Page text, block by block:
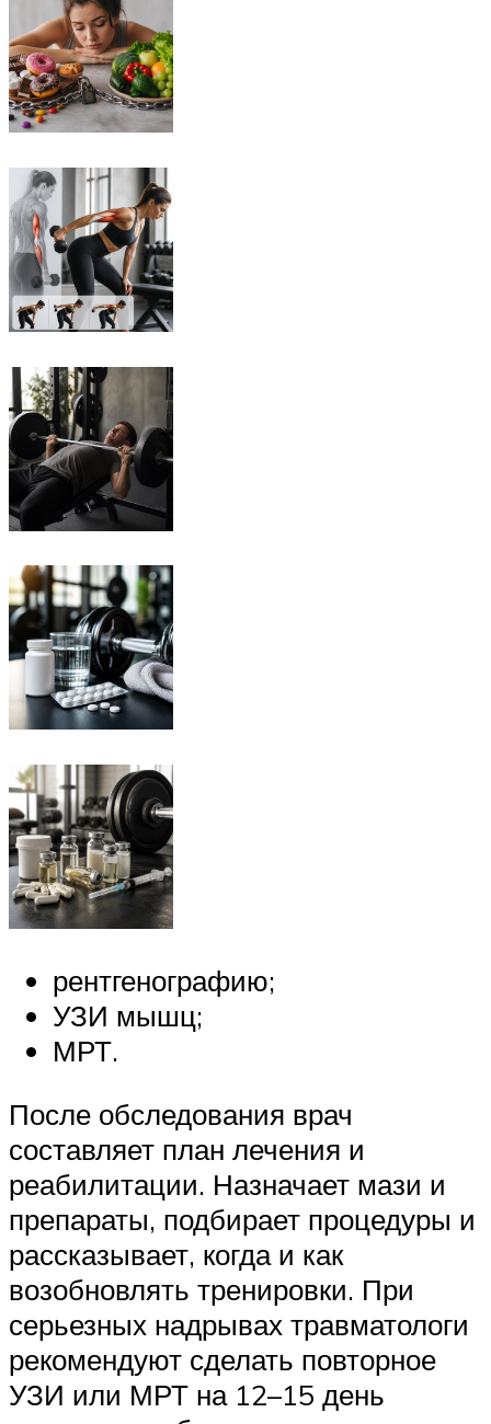
рентгенографию;
УЗИ мышц;
МРТ.
После обследования врач
составляет план лечения и
реабилитации. Назначает мази и
препараты, подбирает процедуры и
рассказывает, когда и как
возобновлять тренировки. При
серьезных надрывах травматологи
рекомендуют сделать повторное
УЗИ или МРТ на 12–15 день